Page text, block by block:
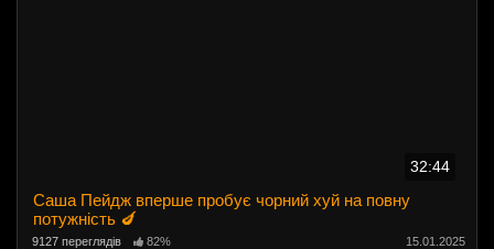
32:44
Саша Пейдж вперше пробує чорний хуй на повну
потужність 🍆
9127 переглядів 82% 15.01.2025